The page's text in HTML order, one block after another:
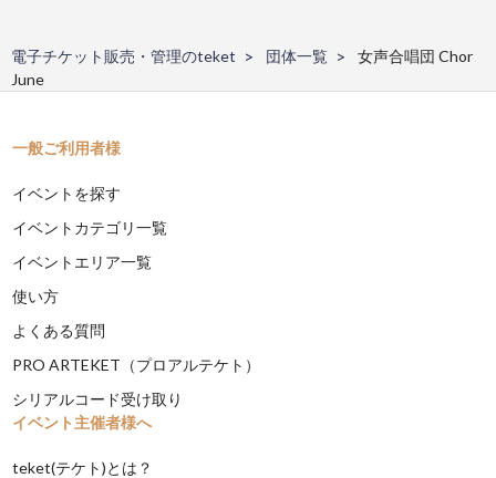
電子チケット販売・管理のteket 団体一覧
女声合唱団 Chor
June
一般ご利用者様
イベントを探す
イベントカテゴリ一覧
イベントエリア一覧
使い方
よくある質問
PRO ARTEKET（プロアルテケト）
シリアルコード受け取り
イベント主催者様へ
teket(テケト)とは？